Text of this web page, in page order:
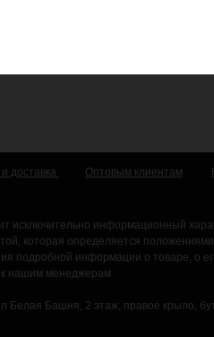
доставка Оптовым клиентам
исключительно информационный
которая определяется
подробной информации о товаре, о
к нашим менеджерам
Белая Башня, 2 этаж, правое крыло,